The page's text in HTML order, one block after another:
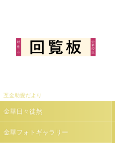
互金助愛だより
金華日々徒然
金華フォトギャラリー